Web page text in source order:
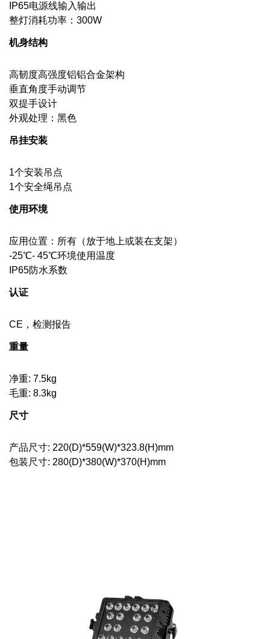
IP65电源线输入输出
整灯消耗功率：300W
机身结构
高韧度高强度铝铝合金架构
垂直角度手动调节
双提手设计
外观处理：黑色
吊挂安装
1个安装吊点
1个安全绳吊点
使用环境
应用位置：所有（放于地上或装在支架）
-25℃- 45℃环境使用温度
IP65防水系数
认证
CE，检测报告
重量
净重: 7.5kg
毛重: 8.3kg
尺寸
产品尺寸: 220(D)*559(W)*323.8(H)mm
包装尺寸: 280(D)*380(W)*370(H)mm